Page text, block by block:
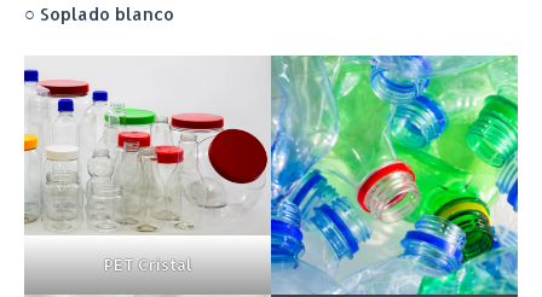
○ Soplado blanco
PET Cristal